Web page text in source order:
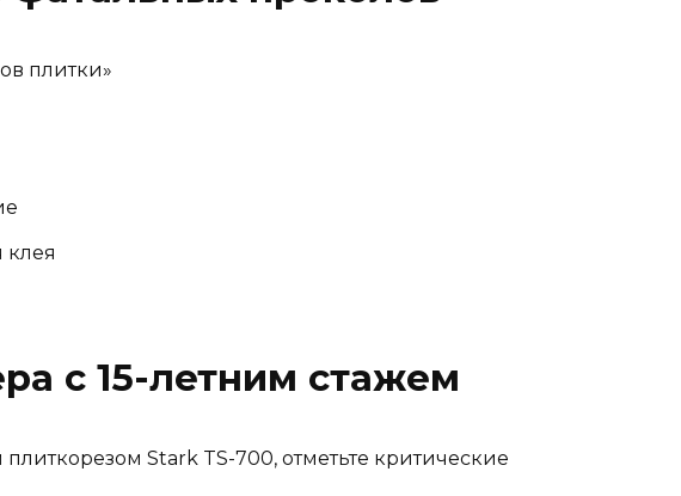
плитки»
с 15-летним стажем
Stark TS-700, отметьте критические